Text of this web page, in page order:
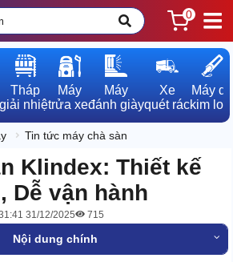
0
Tháp
giải nhiệt
Máy
rửa xe
Máy
đánh giày
Xe
quét rác
Máy dò
kim loại
Tin tức máy chà sàn
Klindex: Thiết kế
Dễ vận hành
31/12/2025 715
Nội dung chính